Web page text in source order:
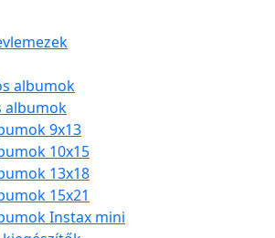
albumok
albumok
9x13
10x15
13x18
15x21
Instax mini